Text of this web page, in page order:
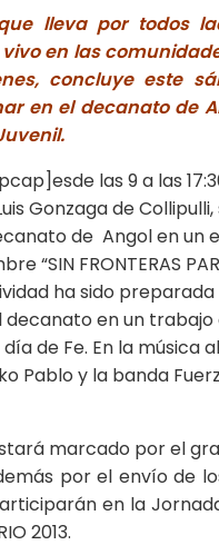
lleva por todos
en las
concluye este
en el decanato de
las 9 a las
Gonzaga de
de Angol en un
“SIN FRONTERAS
ha sido
decanato en un
de Fe. En la música
Pablo y la banda
marcado por el
por el envío de
en la
2013.